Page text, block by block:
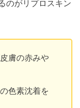
のがリプロスキン
膚の赤みや
色素沈着を